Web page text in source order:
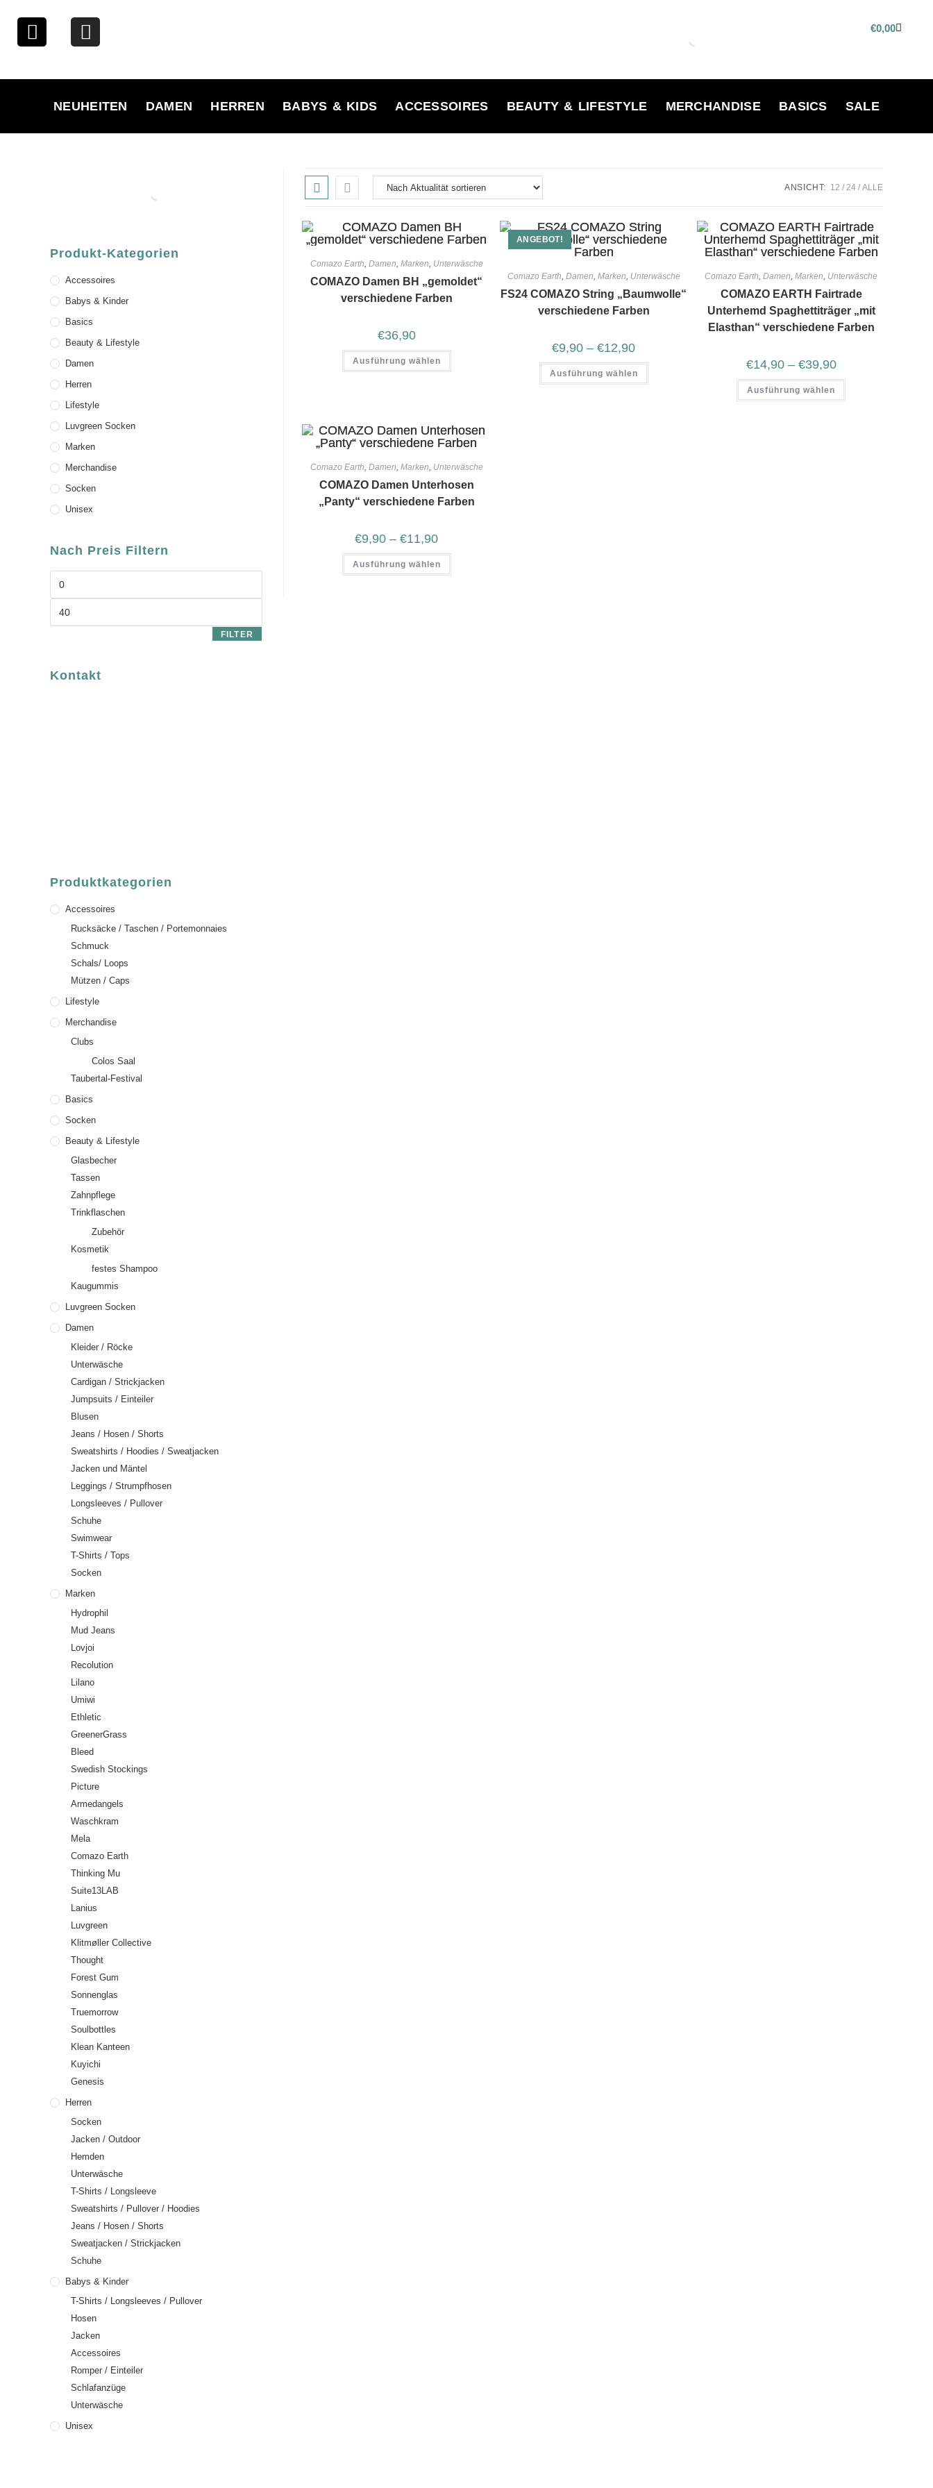
€0,00
NEUHEITEN DAMEN HERREN BABYS & KIDS ACCESSOIRES BEAUTY & LIFESTYLE MERCHANDISE BASICS SALE
ANSICHT: 12 24 ALLE
Comazo Earth, Damen, Marken, Unterwäsche
COMAZO Damen BH „gemoldet“
verschiedene Farben
€36,90
Ausführung wählen
ANGEBOT!
Comazo Earth, Damen, Marken, Unterwäsche
FS24 COMAZO String „Baumwolle“
verschiedene Farben
€9,90 –€12,90
Ausführung wählen
Comazo Earth,Damen,Marken, Unterwäsche
COMAZO EARTH Fairtrade
Unterhemd Spaghettiträger „mit
Elasthan“ verschiedene Farben
€14,90 – €39,90
Ausführung wählen
Comazo Earth Damen Marken Unterwäsche
COMAZO Damen Unterhosen
„Panty“ verschiedene Farben
€9,90 –€11,90
Ausführung wählen
Produkt-Kategorien
Accessoires
Babys & Kinder
Basics
Beauty & Lifestyle
Damen
Herren
Lifestyle
Luvgreen Socken
Marken
Merchandise
Socken
Unisex
Nach Preis Filtern
FILTER
Kontakt
Produktkategorien
Accessoires
Rucksäcke / Taschen / Portemonnaies
Schmuck
Schals/ Loops
Mützen / Caps
Lifestyle
Merchandise
Clubs
Colos Saal
Taubertal-Festival
Basics
Socken
Beauty & Lifestyle
Glasbecher
Tassen
Zahnpflege
Trinkflaschen
Zubehör
Kosmetik
festes Shampoo
Kaugummis
Luvgreen Socken
Damen
Kleider / Röcke
Unterwäsche
Cardigan / Strickjacken
Jumpsuits / Einteiler
Blusen
Jeans / Hosen / Shorts
Sweatshirts / Hoodies / Sweatjacken
Jacken und Mäntel
Leggings / Strumpfhosen
Longsleeves / Pullover
Schuhe
Swimwear
T-Shirts / Tops
Socken
Marken
Hydrophil
Mud Jeans
Lovjoi
Recolution
Lilano
Umiwi
Ethletic
GreenerGrass
Bleed
Swedish Stockings
Picture
Armedangels
Waschkram
Mela
Comazo Earth
Thinking Mu
Suite13LAB
Lanius
Luvgreen
Klitmøller Collective
Thought
Forest Gum
Sonnenglas
Truemorrow
Soulbottles
Klean Kanteen
Kuyichi
Genesis
Herren
Socken
Jacken / Outdoor
Hemden
Unterwäsche
T-Shirts / Longsleeve
Sweatshirts / Pullover / Hoodies
Jeans / Hosen / Shorts
Sweatjacken / Strickjacken
Schuhe
Babys & Kinder
T-Shirts / Longsleeves / Pullover
Hosen
Jacken
Accessoires
Romper / Einteiler
Schlafanzüge
Unterwäsche
Unisex